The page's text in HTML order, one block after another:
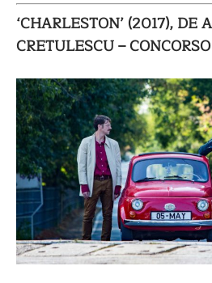
‘CHARLESTON’ (2017), DE
CRETULESCU –